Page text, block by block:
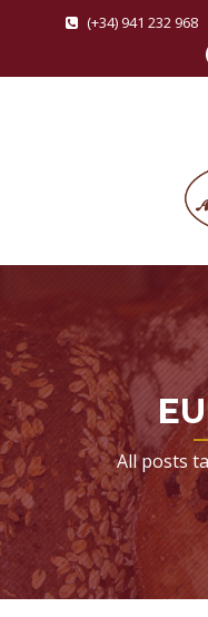
(+34) 941 232 968
All posts